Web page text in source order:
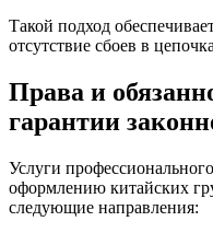
Такой подход
отсутствие сбоев в
Права и
гарантии
Услуги
оформлению китайских
следующие направления: